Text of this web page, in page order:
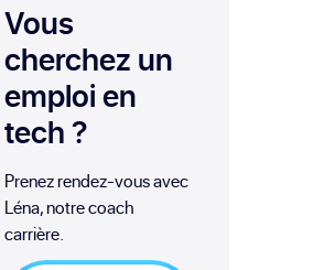
Vous
cherchez un
emploien
tech?
Prenez rendez-vous avec
Léna, notre coach
carrière.